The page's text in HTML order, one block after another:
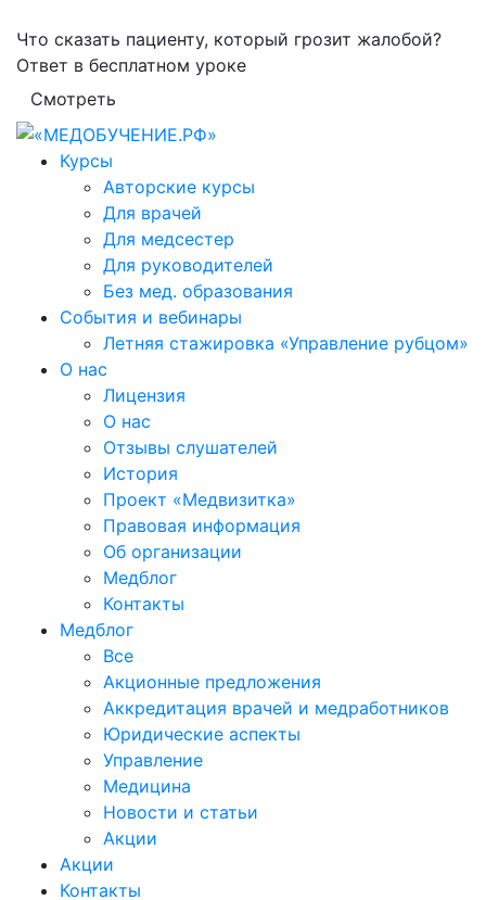
Что сказать пациенту, который грозит жалобой?
Ответ в бесплатном уроке
Смотреть
Курсы
Авторские курсы
Для врачей
Для медсестер
Для руководителей
Без мед. образования
События и вебинары
Летняя стажировка «Управление рубцом»
О нас
Лицензия
О нас
Отзывы слушателей
История
Проект «Медвизитка»
Правовая информация
Об организации
Медблог
Контакты
Медблог
Все
Акционные предложения
Аккредитация врачей и медработников
Юридические аспекты
Управление
Медицина
Новости и статьи
Акции
Акции
Контакты